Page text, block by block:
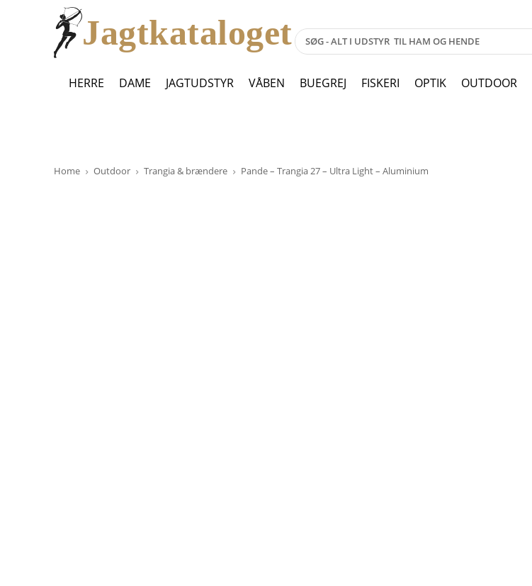
Jagtkataloget
HERRE DAME JAGTUDSTYR VÅBEN BUEGREJ FISKERI OPTIK OUTDOOR
Home Outdoor Trangia & brændere Pande – Trangia 27 – Ultra Light – Aluminium